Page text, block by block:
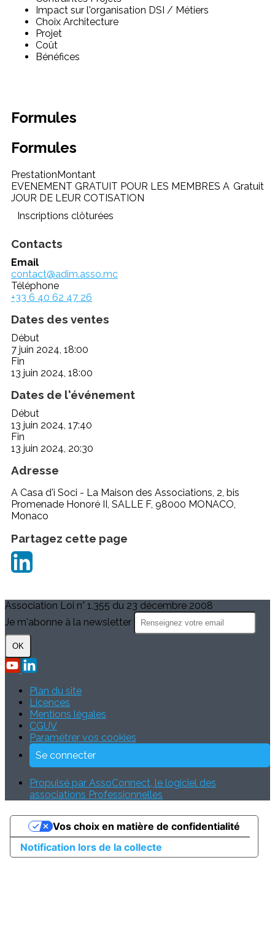
Impact sur l'organisation DSI / Métiers
Choix Architecture
Projet
Coût
Bénéfices
Formules
Formules
PrestationMontant
EVENEMENT GRATUIT POUR LES MEMBRES A
JOUR DE LEUR COTISATION
Gratuit
Inscriptions clôturées
Contacts
Email
contact@adim.asso.mc
Téléphone
+33 6 40 62 47 26
Dates des ventes
Début
7 juin 2024, 18:00
Fin
13 juin 2024, 18:00
Dates de l'événement
Début
13 juin 2024, 17:40
Fin
13 juin 2024, 20:30
Adresse
A Casa d'i Soci - La Maison des Associations, 2, bis
Promenade Honoré II, SALLE F, 98000 MONACO,
Monaco
Partagez cette page
Association Loi n° 1.355 du 23 décembre 2008
Je m'abonne à la newsletter
OK
Plan du site
Licences
Mentions légales
CGUV
Paramétrer vos cookies
Se connecter
Propulsé par AssoConnect, le logiciel des
associations Professionnelles
Notification lors de la collecte
Vos choix en matière de confidentialité